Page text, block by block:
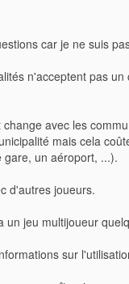
car je ne suis
n'acceptent pas
avec les
mais cela
un aéroport, ...).
d'autres joueurs.
un jeu multijoueur
sur